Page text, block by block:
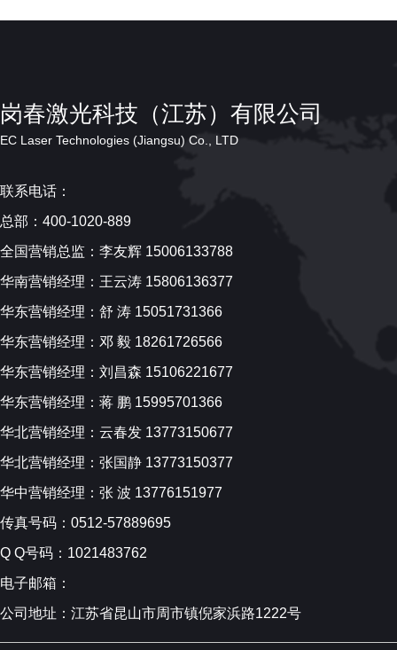
岗春激光科技（江苏）有限公司
EC Laser Technologies (Jiangsu) Co., LTD
联系电话：
总部：400-1020-889
全国营销总监：李友辉 15006133788
华南营销经理：王云涛 15806136377
华东营销经理：舒 涛 15051731366
华东营销经理：邓 毅 18261726566
华东营销经理：刘昌森 15106221677
华东营销经理：蒋 鹏 15995701366
华北营销经理：云春发 13773150677
华北营销经理：张国静 13773150377
华中营销经理：张 波 13776151977
传真号码：0512-57889695
Q Q号码：1021483762
电子邮箱：
公司地址：江苏省昆山市周市镇倪家浜路1222号